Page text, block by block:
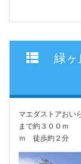
緑ヶ
マエダストアお
まで約３００ｍ
ｍ 徒歩約２分